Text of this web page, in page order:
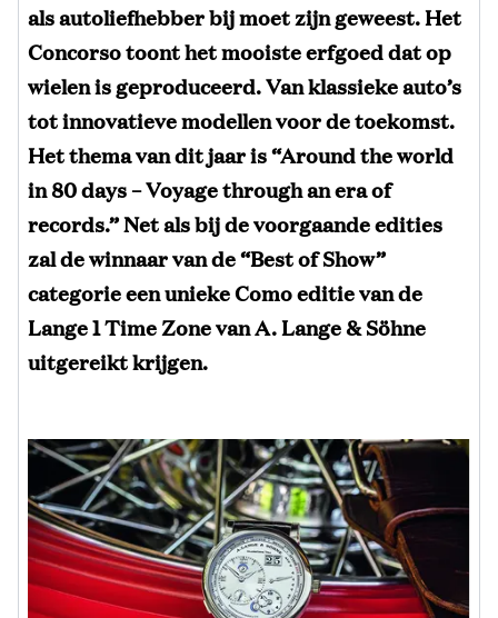
als autoliefhebber bij moet zijn geweest. Het
Concorso toont het mooiste erfgoed dat op
wielen is geproduceerd. Van klassieke auto’s
tot innovatieve modellen voor de toekomst.
Het thema van dit jaar is “Around the world
in 80 days – Voyage through an era of
records.”Net als bij de voorgaande edities
zal de winnaar van de “Best of Show”
categorie een unieke Como editie van de
Lange 1 Time Zone van A. Lange & Söhne
uitgereikt krijgen.